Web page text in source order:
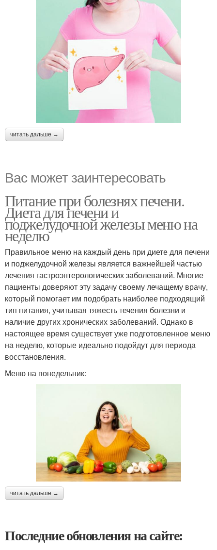
читать дальше →
Вас может заинтересовать
Питание при болезнях печени.
Диета для печени и
поджелудочной железы меню на
неделю
Правильное меню на каждый день при диете для печени
и поджелудочной железы является важнейшей частью
лечения гастроэнтерологических заболеваний. Многие
пациенты доверяют эту задачу своему лечащему врачу,
который помогает им подобрать наиболее подходящий
тип питания, учитывая тяжесть течения болезни и
наличие других хронических заболеваний. Однако в
настоящее время существует уже подготовленное меню
на неделю, которые идеально подойдут для периода
восстановления.
Меню на понедельник:
читать дальше →
Последние обновления на сайте: